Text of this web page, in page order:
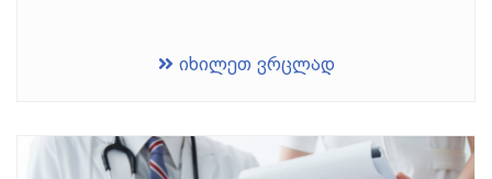
იხილეთ ვრცლად